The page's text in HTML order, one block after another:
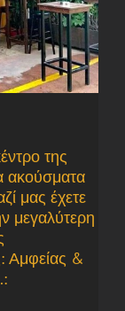
της
ακούσματα
μας έχετε
μεγαλύτερη
Αμφείας &